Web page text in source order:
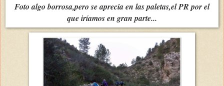
Foto algo borrosa,pero se aprecia en las paletas,el PR por el
que iríamos en gran parte...